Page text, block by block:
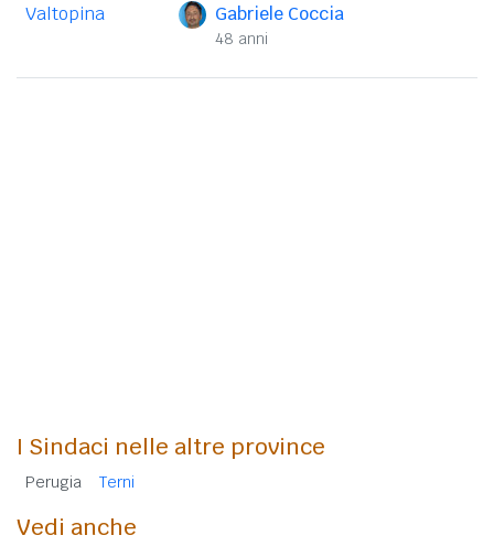
Valtopina Gabriele Coccia
48 anni
I Sindaci nelle altre province
Perugia Terni
Vedi anche